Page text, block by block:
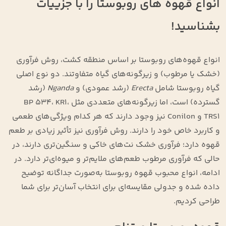
انواع قهوه های روبوستا را با جزییات
بشناسید!
انواع قهوه‌های روبوستا بر اساس منطقه کشت، روش فرآوری
(خشک یا مرطوب) و زیرگونه‌های گیاه متفاوتند. دو نوع اصلی
گیاه روبوستا شاملErecta (رشد عمودی) وNganda (رشد
گسترده) است، اما زیرگونه‌های متعددی مثل BP 534، KR1،
TRS1 و Conilon نیز وجود دارند که هر کدام ویژگی‌های طعمی
و کاربرد خاص خود را دارند. روش فرآوری نیز تأثیر زیادی بر طعم
قهوه دارد؛ فرآوری خشک نت‌های خاکی و سنگین‌تری دارند، در
حالی که فرآوری مرطوب طعم‌های ملایم‌تر و میوه‌ای‌تر دارد. در
ادامه، انواع محبوب قهوه روبوستا به‌صورت جداگانه توضیح
داده شده و جدولی مقایسه‌ای برای انتخاب آسان‌تر برای شما
طراحی کردیم.